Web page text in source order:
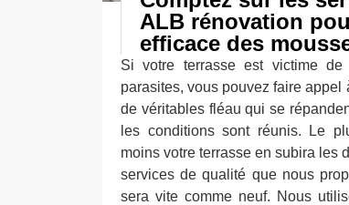
ALB rénovation
efficace des
Si votre terrasse est victime de
parasites, vous pouvez faire
de véritables fléau qui se
les conditions sont réunis. Le
moins votre terrasse en subira les
services de qualité que nous
sera vite comme neuf. Nous